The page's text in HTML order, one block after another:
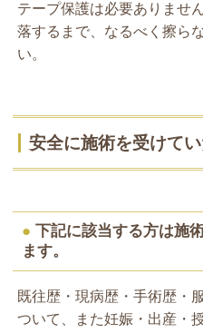
テープ保護は必要ありませ
落するまで、なるべく擦ら
い。
安全に施術を受けて
● 下記に該当する方は施
ます。
既往歴・現病歴・手術歴・
ついて、また妊娠・出産・